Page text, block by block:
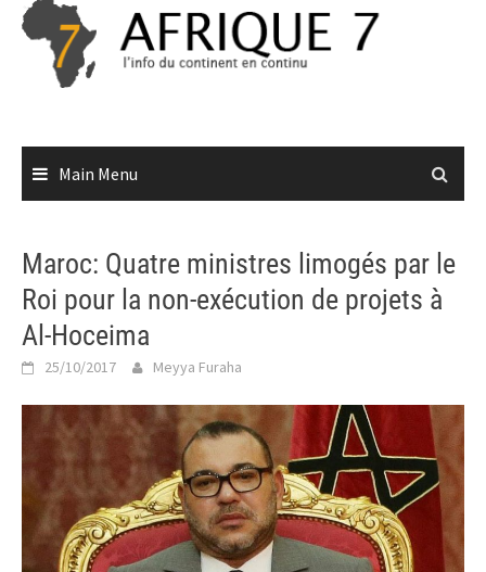
Skip
content
Main Menu
Maroc: Quatre ministres limogés par le
Roi pour la non-exécution de projets à
Al-Hoceima
25/10/2017 Meyya Furaha